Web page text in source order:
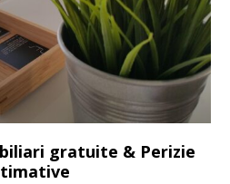
gratuite & Perizie